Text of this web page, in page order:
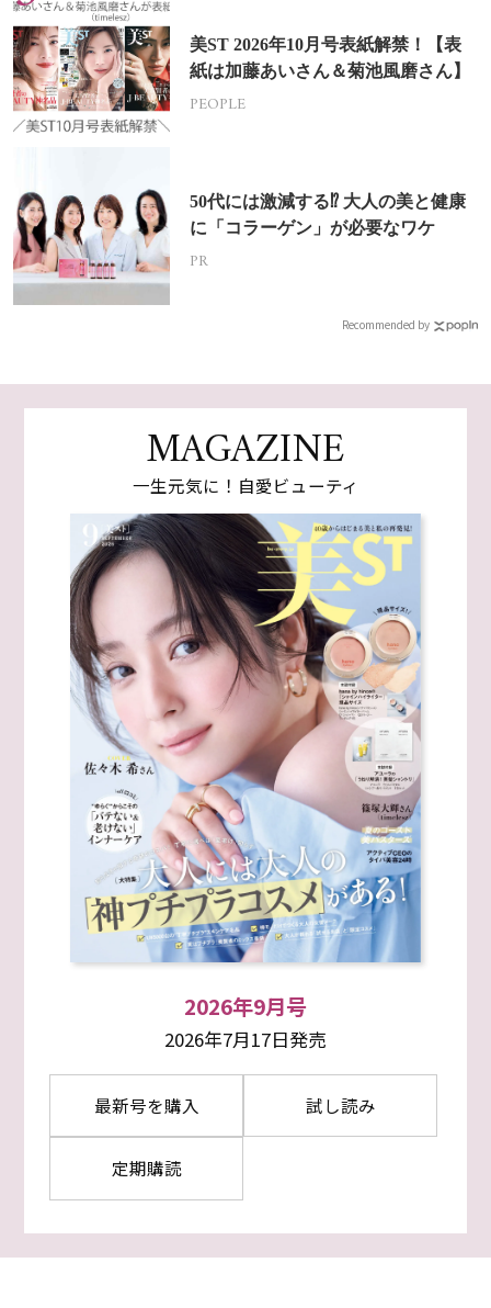
美ST 2026年10月号表紙解禁！【表
紙は加藤あいさん＆菊池風磨さん】
PEOPLE
50代には激減する⁉ 大人の美と健康
に「コラーゲン」が必要なワケ
PR
Recommended by
MAGAZINE
一生元気に！自愛ビューティ
2026年9月号
2026年7月17日発売
最新号を購入 試し読み
定期購読